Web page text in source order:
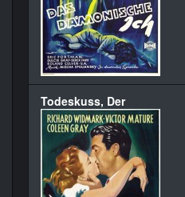
Todeskuss, Der